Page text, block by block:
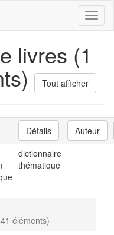
livres (1
Tout afficher
Détails
Auteur
dictionnaire
thématique
éléments)